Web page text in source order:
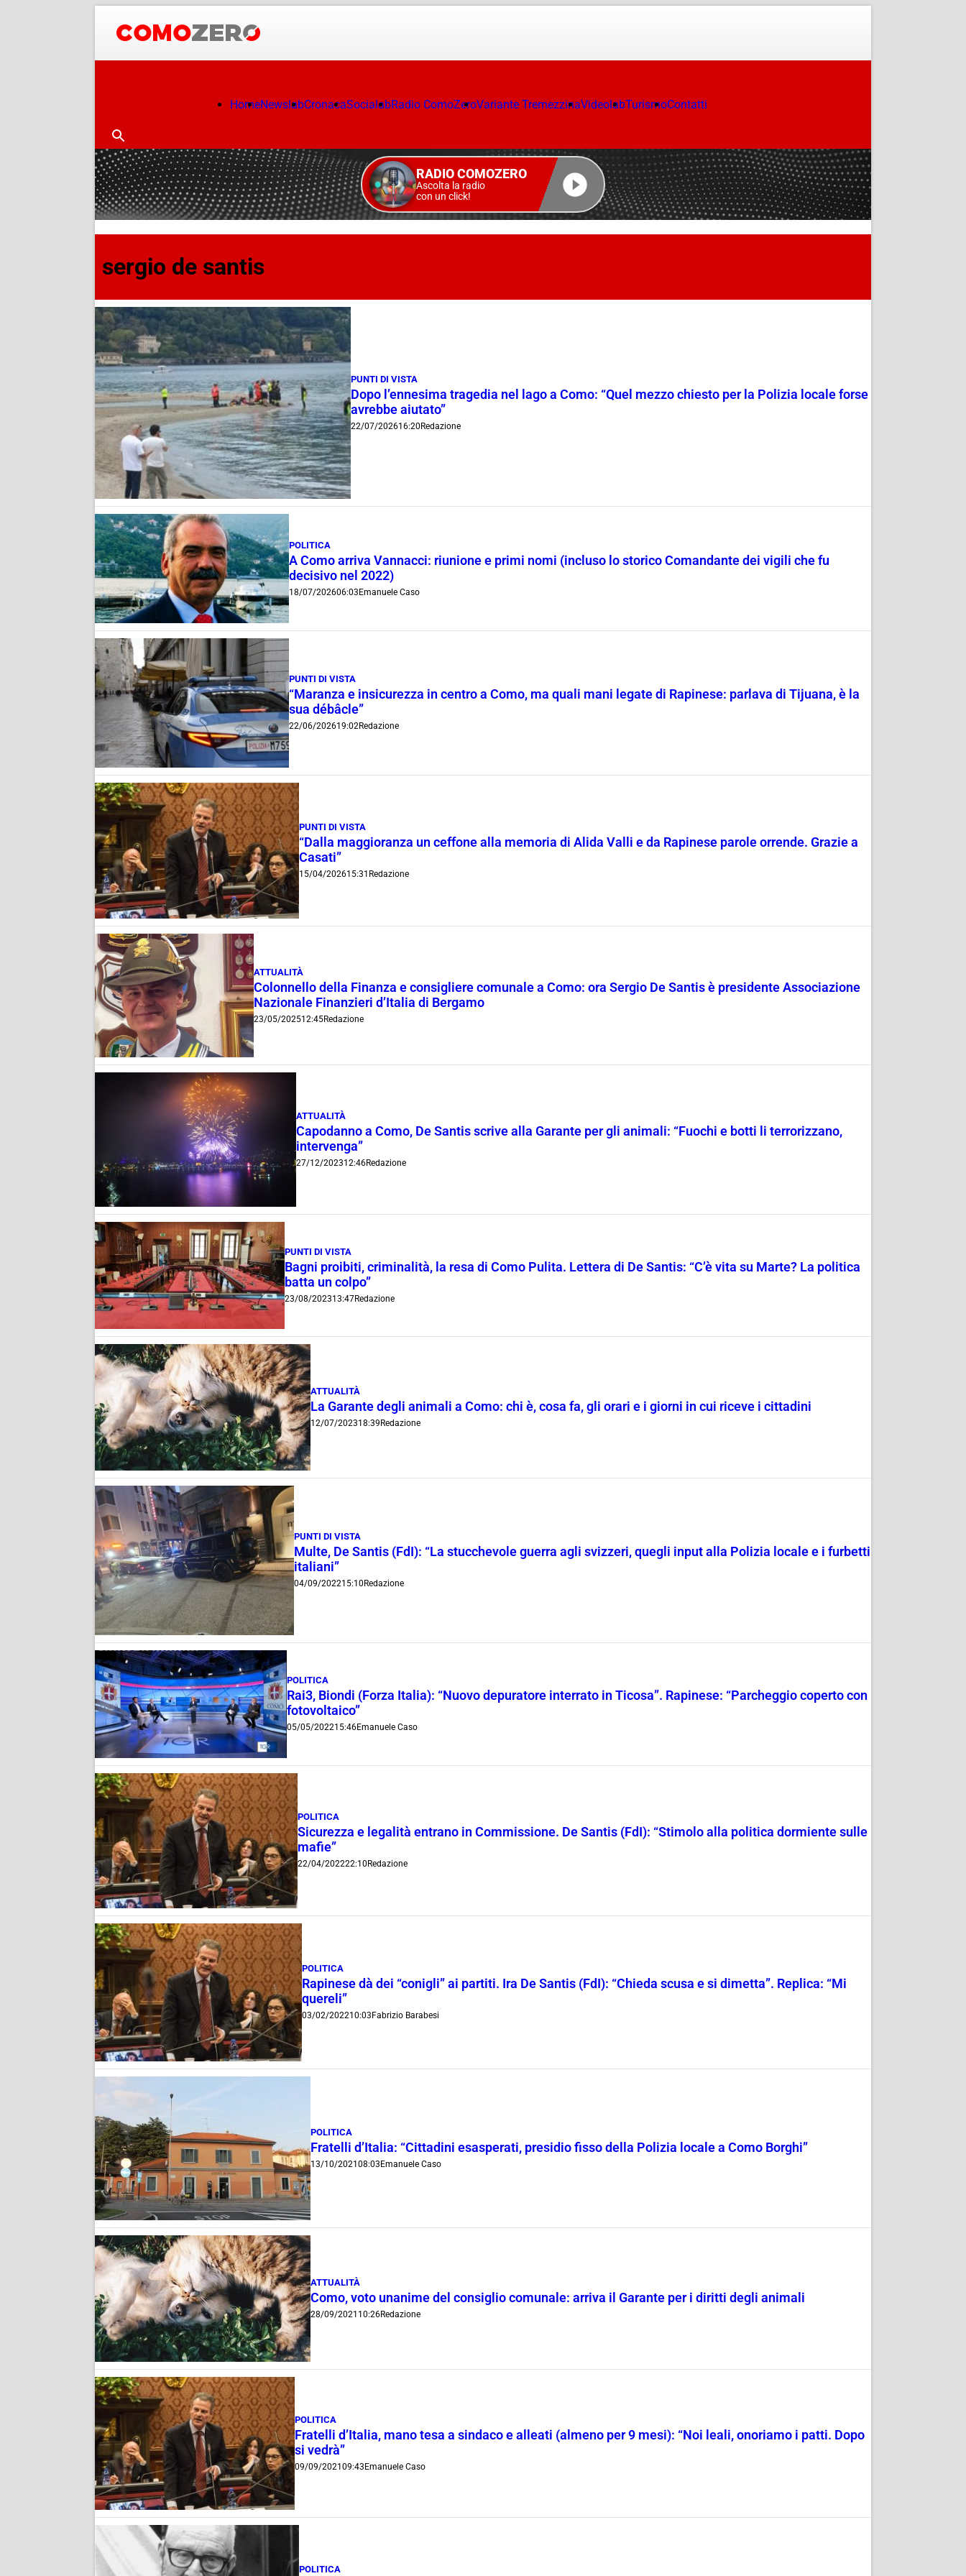
HomeNewslabCronacaSocialabRadio ComoZeroVariante TremezzinaVideolabTurismoContatti
RADIO COMOZERO
Ascolta la radio
con un click!
sergio de santis
PUNTI DI VISTA
Dopo l’ennesima tragedia nel lago a Como: “Quel mezzo chiesto per la Polizia locale forse
avrebbe aiutato”
22/07/202616:20 Redazione
POLITICA
A Como arriva Vannacci: riunione e primi nomi (incluso lo storico Comandante dei vigili che fu
decisivo nel 2022)
18/07/202606:03Emanuele Caso
PUNTI DI VISTA
“Maranza e insicurezza in centro a Como, ma quali mani legate di Rapinese: parlava di Tijuana, è la
sua débâcle”
22/06/202619:02Redazione
PUNTI DI VISTA
“Dalla maggioranza un ceffone alla memoria di Alida Valli e da Rapinese parole orrende. Grazie a
Casati”
15/04/202615:31 Redazione
ATTUALITÀ
Colonnello della Finanza e consigliere comunale a Como: ora Sergio De Santis è presidente Associazione
Nazionale Finanzieri d’Italia di Bergamo
23/05/202512:45Redazione
ATTUALITÀ
Capodanno a Como, De Santis scrive alla Garante per gli animali: “Fuochi e botti li terrorizzano,
intervenga”
27/12/202312:46Redazione
PUNTI DI VISTA
Bagni proibiti, criminalità, la resa di Como Pulita. Lettera di De Santis: “C’è vita su Marte? La politica
batta un colpo”
23/08/202313:47Redazione
ATTUALITÀ
La Garante degli animali a Como: chi è, cosa fa, gli orari e i giorni in cui riceve i cittadini
12/07/202318:39Redazione
PUNTI DI VISTA
Multe, De Santis (FdI): “La stucchevole guerra agli svizzeri, quegli input alla Polizia locale e i furbetti
italiani”
04/09/202215:10 Redazione
POLITICA
Rai3, Biondi (Forza Italia): “Nuovo depuratore interrato in Ticosa”. Rapinese: “Parcheggio coperto con
fotovoltaico”
05/05/202215:46Emanuele Caso
POLITICA
Sicurezza e legalità entrano in Commissione. De Santis (FdI): “Stimolo alla politica dormiente sulle
mafie”
22/04/202222:10 Redazione
POLITICA
Rapinese dà dei “conigli” ai partiti. Ira De Santis (FdI): “Chieda scusa e si dimetta”. Replica: “Mi
quereli”
03/02/202210:03 Fabrizio Barabesi
POLITICA
Fratelli d’Italia: “Cittadini esasperati, presidio fisso della Polizia locale a Como Borghi”
13/10/202108:03Emanuele Caso
ATTUALITÀ
Como, voto unanime del consiglio comunale: arriva il Garante per i diritti degli animali
28/09/2021 10:26Redazione
POLITICA
Fratelli d’Italia, mano tesa a sindaco e alleati (almeno per 9 mesi): “Noi leali, onoriamo i patti. Dopo
si vedrà”
09/09/202109:43Emanuele Caso
POLITICA